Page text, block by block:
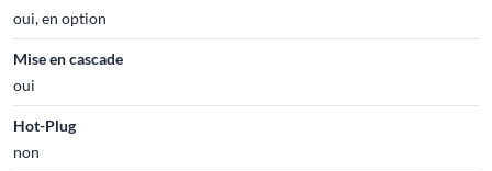
oui, en option
Mise en cascade
oui
Hot-Plug
non